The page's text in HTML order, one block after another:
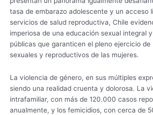
tasa de embarazo adolescente y un acceso
servicios de salud reproductiva, Chile
imperiosa de una educación sexual integral
públicas que garanticen el pleno ejercicio de
sexuales y reproductivos de las mujeres.
La violencia de género, en sus múltiples
siendo una realidad cruenta y dolorosa. La
intrafamiliar, con más de 120.000 casos
anualmente, y los femicidios, con cerca de